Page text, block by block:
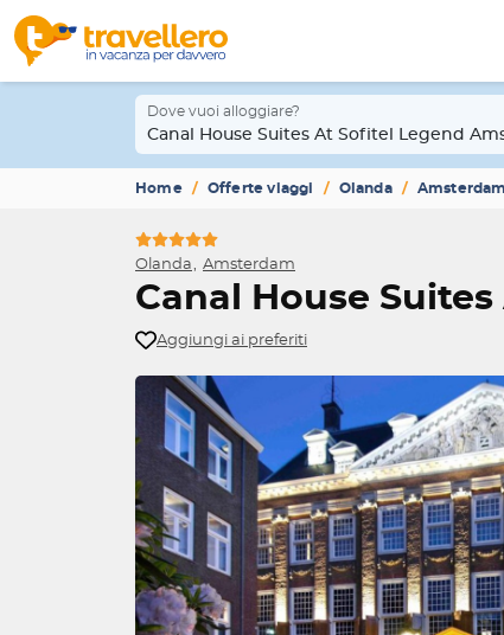
Dove vuoi alloggiare?
Canal House Suites At Sofitel Legend
Home Offerte viaggi Olanda Amsterdam
Olanda Amsterdam
Canal House
Aggiungi ai preferiti